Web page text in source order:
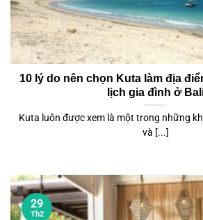
10 lý do nên chọn Kuta làm địa
lịch gia đình ở
Kuta luôn được xem là một trong những
và [...]
29
Th2